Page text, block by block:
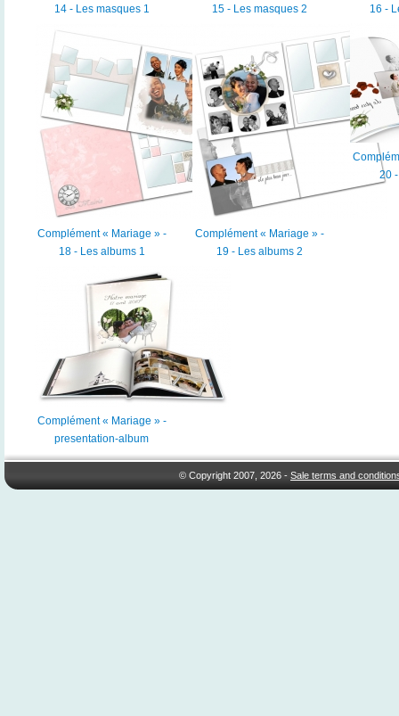
14 - Les masques 1
15 - Les masques 2
16 -
Complément « Mariage » -
18 - Les albums 1
Complément « Mariage » -
19 - Les albums 2
20
Complément « Mariage » -
presentation-album
© Copyright 2007, 2026 -Sale terms and